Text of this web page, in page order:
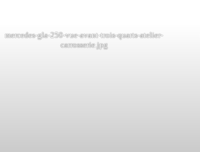
mercedes-gla-250-vue-avant-trois-quarts-atelier-
carrosserie.jpg